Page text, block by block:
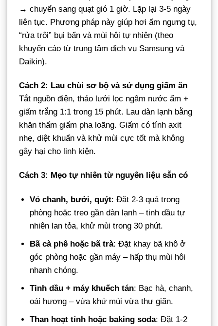
→ chuyển sang quạt gió 1 giờ. Lặp lại 3-5 ngày
liên tục. Phương pháp này giúp hơi ẩm ngưng tụ,
“rửa trôi” bụi bẩn và mùi hôi tự nhiên (theo
khuyến cáo từ trung tâm dịch vụ Samsung và
Daikin).
Cách 2: Lau chùi sơ bộ và sử dụng giấm ăn
Tắt nguồn điện, tháo lưới lọc ngâm nước ấm +
giấm trắng 1:1 trong 15 phút. Lau dàn lạnh bằng
khăn thấm giấm pha loãng. Giấm có tính axit
nhẹ, diệt khuẩn và khử mùi cực tốt mà không
gây hại cho linh kiện.
Cách 3: Mẹo tự nhiên từ nguyên liệu sẵn có
Vỏ chanh, bưởi, quýt: Đặt 2-3 quả trong
phòng hoặc treo gần dàn lạnh – tinh dầu tự
nhiên lan tỏa, khử mùi trong 30 phút.
Bã cà phê hoặc bã trà: Đặt khay bã khô ở
góc phòng hoặc gần máy – hấp thụ mùi hôi
nhanh chóng.
Tinh dầu + máy khuếch tán: Bạc hà, chanh,
oải hương – vừa khử mùi vừa thư giãn.
Than hoạt tính hoặc baking soda: Đặt 1-2